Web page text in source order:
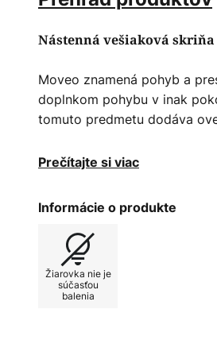
Nástenná vešiaková skriňa
Moveo znamená pohyb a
doplnkom pohybu v inak
tomuto predmetu dodáva
Nástenná vešiaková skriňa
výlučne z ocele a unesie až
Informácie o produkte:
montážneho materiálu.
Pokyny na údržbu: Na
Prečítajte si viac
Informácie o produkte
Žiarovka nie je
súčasťou
balenia